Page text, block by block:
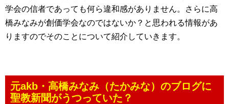
学会の信者であっても何ら違和感がありません。さらに高
橋みなみが創価学会なのではないか？と思われる情報があ
りますのでそのことについて紹介していきます。
元akb・高橋みなみ（たかみな）のブログに
聖教新聞がうつっていた？